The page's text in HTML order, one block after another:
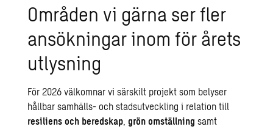
Områden vi gärna ser fler
ansökningar inom för årets
utlysning
För 2026 välkomnar vi särskilt projekt som belyser
hållbar samhälls- och stadsutveckling i relation till
resiliens och beredskap,grön omställning samt